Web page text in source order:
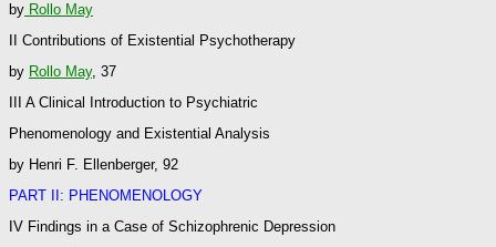
by Rollo May
II Contributions of Existential Psychotherapy
by Rollo May, 37
III A Clinical Introduction to Psychiatric
Phenomenology and Existential Analysis
by Henri F. Ellenberger, 92
PART II: PHENOMENOLOGY
IV Findings in a Case of Schizophrenic Depression